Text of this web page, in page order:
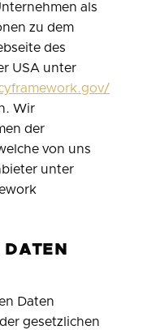
als
zu dem
des
USA unter
Wir
der
von uns
unter
DATEN
Daten
gesetzlichen